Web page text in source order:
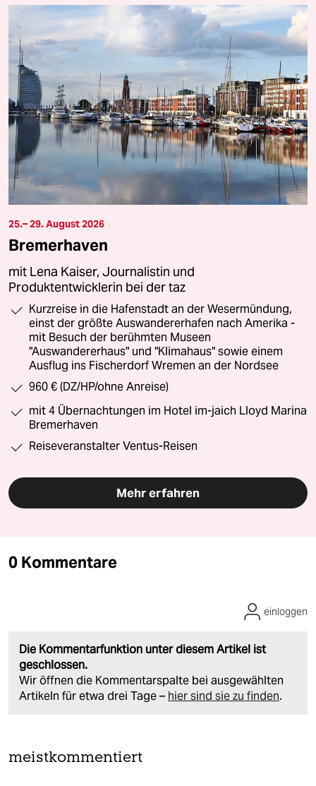
25.– 29. August 2026
Bremerhaven
mit Lena Kaiser, Journalistin und
Produktentwicklerin bei der taz
Kurzreise in die Hafenstadt an der Wesermündung,
einst der größte Auswandererhafen nach Amerika -
mit Besuch der berühmten Museen
"Auswandererhaus" und "Klimahaus" sowie einem
Ausflug ins Fischerdorf Wremen an der Nordsee
960 € (DZ/HP/ohne Anreise)
mit 4 Übernachtungen im Hotel im-jaich Lloyd Marina
Bremerhaven
Reiseveranstalter Ventus-Reisen
Mehr erfahren
0 Kommentare
Die Kommentarfunktion unter diesem Artikel ist
geschlossen.
Wir öffnen die Kommentarspalte bei ausgewählten
Artikeln für etwa drei Tage – hier sind sie zu finden.
einloggen
meistkommentiert